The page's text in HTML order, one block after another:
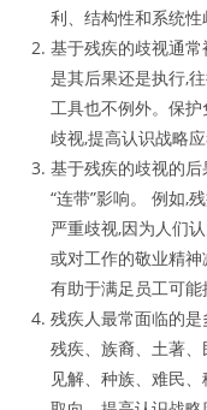
利、结构性和系统性
基于残疾的歧视通
是其后果还是执行,
工具也不例外。保
歧视,提高认识战略
基于残疾的歧视的
“连带”影响。 例如,
严重歧视,因为人们
或对工作的敬业精
有助于满足员工可能
残疾人最常面临的是
残疾、族裔、土著
见解、种族、难民